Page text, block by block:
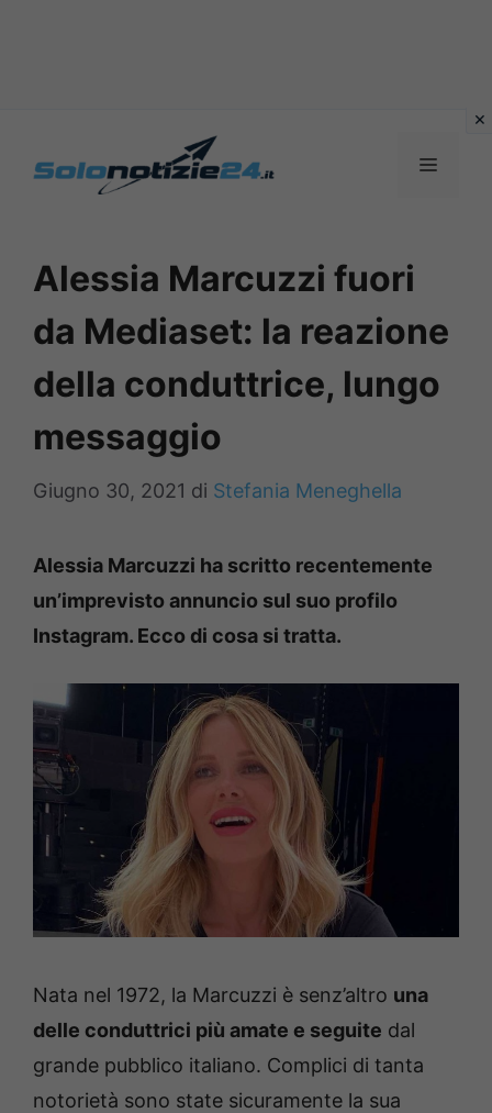
MENU
Alessia Marcuzzi fuori
da Mediaset: la reazione
della conduttrice, lungo
messaggio
Giugno 30, 2021 di Stefania Meneghella
Alessia Marcuzzi ha scritto recentemente
un’imprevisto annuncio sul suo profilo
Instagram. Ecco di cosa si tratta.
Nata nel 1972, la Marcuzzi è senz’altro una
delle conduttrici più amate e seguite dal
grande pubblico italiano. Complici di tanta
notorietà sono state sicuramente la sua